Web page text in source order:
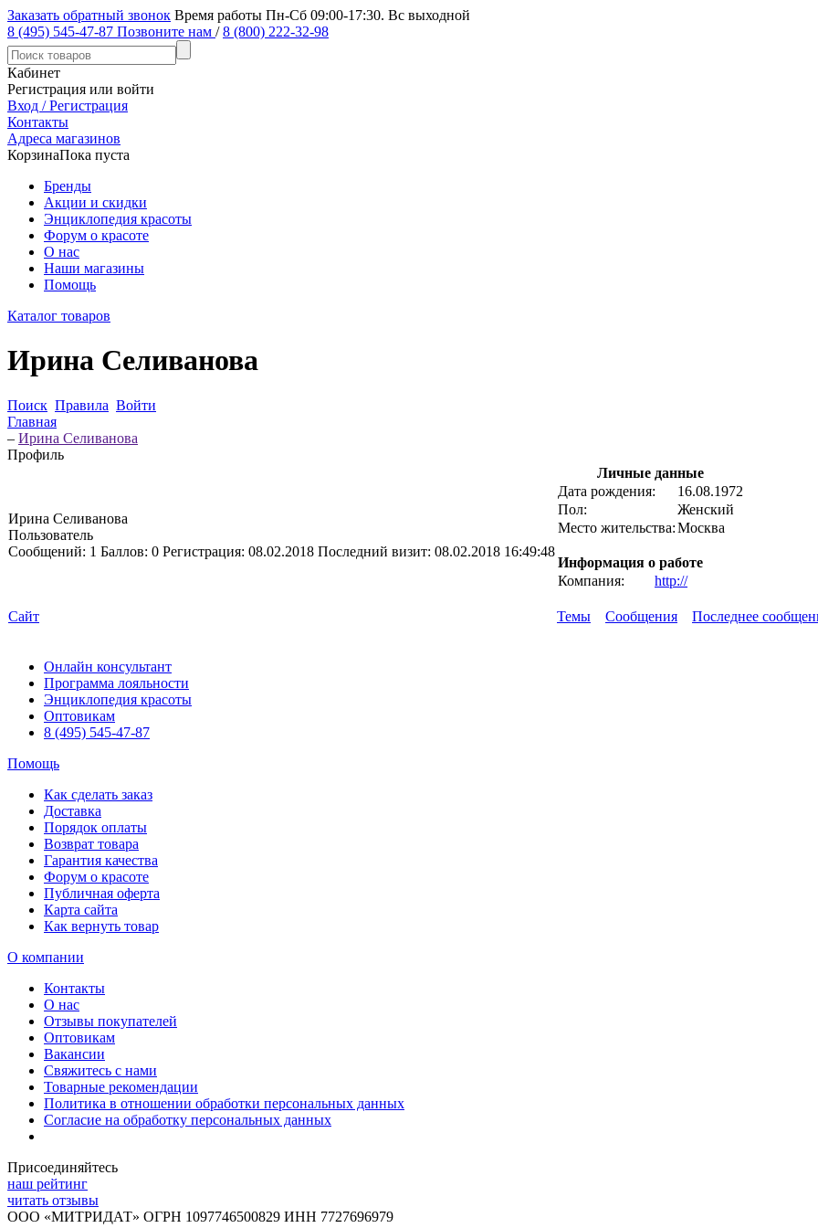
Заказать обратный звонок Время работы Пн-Сб 09:00-17:30. Вс выходной
8 (495) 545-47-87 Позвоните нам / 8 (800) 222-32-98
Кабинет
Регистрация или войти
Вход / Регистрация
Контакты
Адреса магазинов
КорзинаПока пуста
Бренды
Акции и скидки
Энциклопедия красоты
Форум о красоте
О нас
Наши магазины
Помощь
Каталог товаров
Ирина Селиванова
Поиск Правила Войти
Главная
– Ирина Селиванова
Профиль
Ирина Селиванова
Пользователь
Сообщений: 1 Баллов: 0 Регистрация: 08.02.2018 Последний визит: 08.02.2018 16:49:48
Личные данные
Дата рождения:
16.08.1972
Пол:
Женский
Место жительства:Москва
Информация о работе
Компания:
http://
Сайт Темы Сообщения Последнее
Онлайн консультант
Программа лояльности
Энциклопедия красоты
Оптовикам
8 (495) 545-47-87
Помощь
Как сделать заказ
Доставка
Порядок оплаты
Возврат товара
Гарантия качества
Форум о красоте
Публичная оферта
Карта сайта
Как вернуть товар
О компании
Контакты
О нас
Отзывы покупателей
Оптовикам
Вакансии
Свяжитесь с нами
Товарные рекомендации
Политика в отношении обработки персональных данных
Согласие на обработку персональных данных
Присоединяйтесь
наш рейтинг
читать отзывы
ООО «МИТРИДАТ» ОГРН 1097746500829 ИНН 7727696979